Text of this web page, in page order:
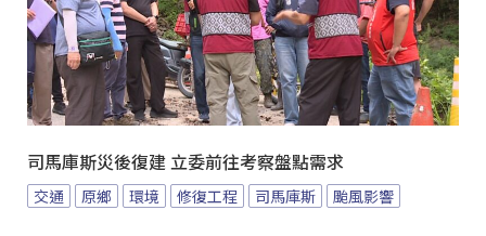
司馬庫斯災後復建 立委前往考察盤點需求
交通 原鄉 環境 修復工程 司馬庫斯 颱風影響